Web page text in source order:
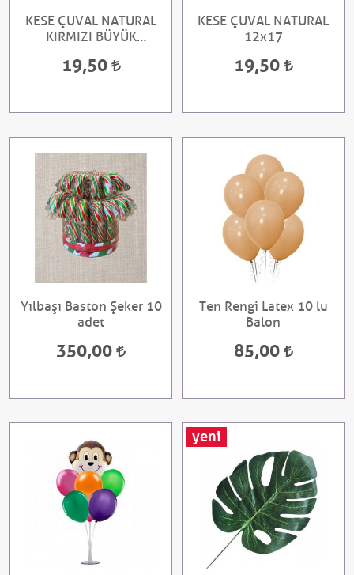
KESE ÇUVAL NATURAL
KIRMIZI BÜYÜK
19,50
KESE ÇUVAL NATURAL
12x17
19,50
Yılbaşı Baston Şeker 10
adet
350,00
Ten Rengi Latex 10 lu
Balon
85,00
yeni